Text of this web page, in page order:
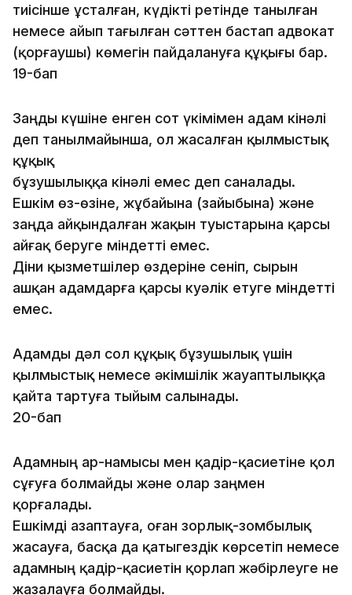
тиісін­ше ұсталған, күдікті ретінде танылған
немесе айып тағылған сәт­тен бастап адвокат
(қорғаушы) көмегiн пайдалануға құқығы бар.
19-бап
Заңды күшіне енген сот үкімімен адам кінәлі
деп танылмайынша, ол жасалған қылмыстық
құқық
бұзушы­лыққа кінәлі емес деп саналады.
Ешкім өз-өзіне, жұбайына (зайыбына) және
заңда айқындалған жақын туыстарына қарсы
айғақ беруге міндетті емес.
Діни қызметшілер өздеріне сеніп, сырын
ашқан адамдарға қарсы куәлік етуге міндетті
емес.
Адамды дәл сол құқық бұзушылық үшін
қылмыстық не­ме­се әкімшілік жауаптылыққа
қайта тартуға тыйым салынады.
20-бап
Адамның ар-намысы мен қадiр-қасиетiне қол
сұғуға болмайды және олар заңмен
қорғалады.
Ешкiмдi азаптауға, оған зорлық-зомбылық
жасауға, басқа да қатыгездiк көрсетіп немесе
адамның қадiр-қасиетiн қорлап жәбiрлеуге не
жазалауға болмайды.